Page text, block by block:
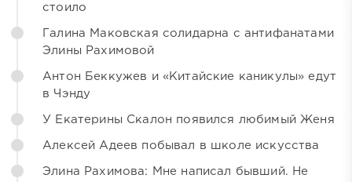
стоило
Галина Маковская солидарна с антифанатами
Элины Рахимовой
Антон Беккужев и «Китайские каникулы» едут
в Чэнду
У Екатерины Скалон появился любимый Женя
Алексей Адеев побывал в школе искусства
Элина Рахимова: Мне написал бывший. Не